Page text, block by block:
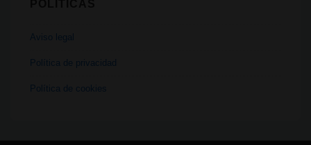
Aviso legal
Política de privacidad
Política de cookies